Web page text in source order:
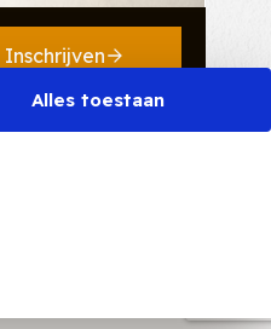
Alles toestaan
Inschrijven